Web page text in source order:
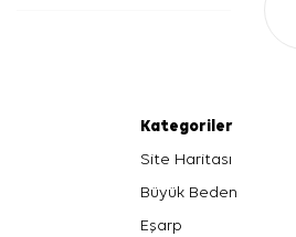
Kategoriler
Site Haritası
Büyük Beden
Eşarp